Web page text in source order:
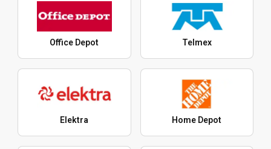
Office Depot Telmex
Elektra Home Depot